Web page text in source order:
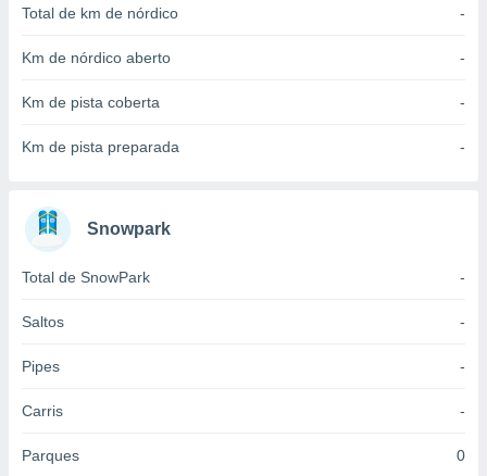
utilizar
medir
medir o
de
fontes,
Total de km de nórdico -
Km de nórdico aberto -
Km de pista coberta -
Km de pista preparada -
Snowpark
Total de SnowPark -
Saltos -
Pipes -
Carris -
Parques 0